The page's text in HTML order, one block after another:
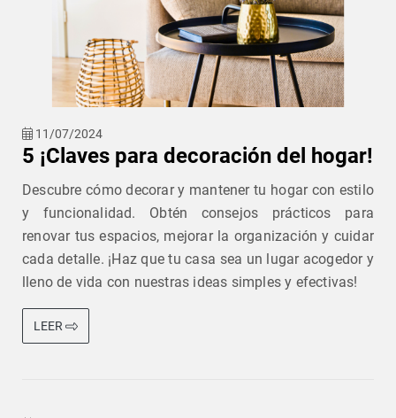
11/07/2024
5 ¡Claves para decoración del hogar!
Descubre cómo decorar y mantener tu hogar con estilo
y funcionalidad. Obtén consejos prácticos para
renovar tus espacios, mejorar la organización y cuidar
cada detalle. ¡Haz que tu casa sea un lugar acogedor y
lleno de vida con nuestras ideas simples y efectivas!
LEER